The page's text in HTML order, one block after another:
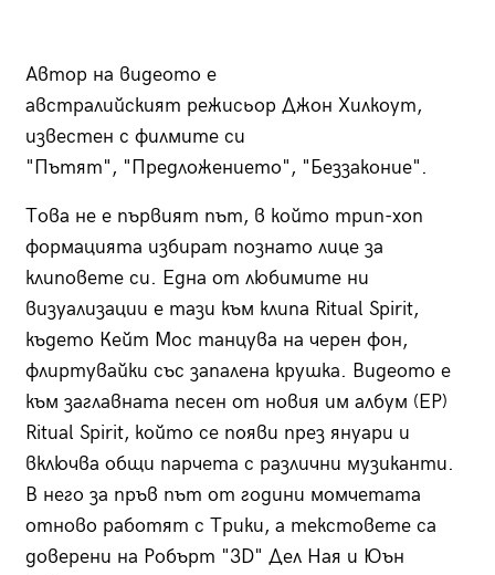
Автор на видеото е
австралийският режисьор Джон Хилкоут,
известен с филмите си
"Пътят", "Предложението", "Беззаконие".
Това не е първият път, в който трип-хоп
формацията избират познато лице за
клиповете си. Една от любимите ни
визуализации е тази към клипа Ritual Spirit,
където Кейт Мос танцува на черен фон,
флиртувайки със запалена крушка. Видеото е
към заглавната песен от новия им албум (ЕP)
Ritual Spirit, който се появи през януари и
включва общи парчета с различни музиканти.
В него за пръв път от години момчетата
отново работят с Трики, а текстовете са
доверени на Робърт "3D" Дел Ная и Юън